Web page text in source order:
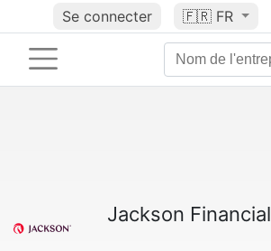
Se connecter 🇫🇷 FR
Jackson Financial